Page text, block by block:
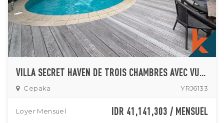
VILLA SECRET HAVEN DE TROIS CHAMBRES AVEC VUE SUR LA JUNGLE ET GRANDE RIVIÈRE À KABA KABA
Cepaka YRJ6133
Loyer Mensuel IDR 41,141,303 / MENSUEL